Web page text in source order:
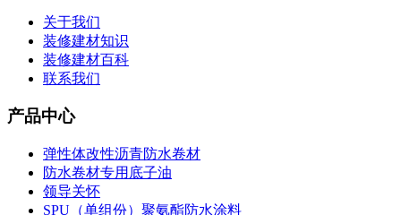
关于我们
装修建材知识
装修建材百科
联系我们
产品中心
弹性体改性沥青防水卷材
防水卷材专用底子油
领导关怀
SPU（单组份）聚氨酯防水涂料